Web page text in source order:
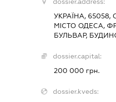
dossier.address:
УКРАЇНА,
МІСТО ОДЕСА,
БУЛЬВАР,
dossier.capital:
200 000 грн.
dossier.kveds: